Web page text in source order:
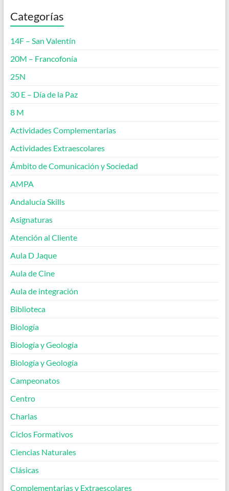
Categorías
14F – San Valentín
20M – Francofonía
25N
30 E – Día de la Paz
8 M
Actividades Complementarias
Actividades Extraescolares
Ámbito de Comunicación y Sociedad
AMPA
Andalucía Skills
Asignaturas
Atención al Cliente
Aula D Jaque
Aula de Cine
Aula de integración
Biblioteca
Biología
Biología y Geología
Biología y Geología
Campeonatos
Centro
Charlas
Ciclos Formativos
Ciencias Naturales
Clásicas
Complementarias y Extraescolares